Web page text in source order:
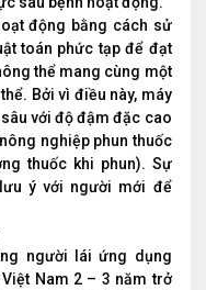
động bằng cách sử
toán phức tạp để đạt
thể mang cùng một
Bởi vì điều này, máy
với độ đậm đặc cao
nghiệp phun thuốc
thuốc khi phun). Sự
ý với người mới để
người lái ứng dụng
Nam 2 – 3 năm trở